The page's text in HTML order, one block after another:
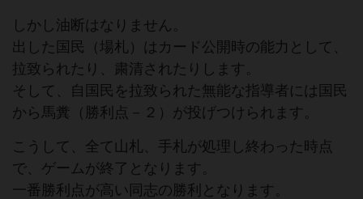
しかし油断はなりません。
出した国民（場札）はカード公開時の能力として、
拉致られたり、粛清されたりします。
そして、自国民を拉致られた無能な指導者には国民
から馬糞（勝利点－２）が投げつけられます。
こうして、全て山札、手札が処理し終わった時点
で、ゲームが終了となります。
一番勝利点が高い同志の勝利となります。